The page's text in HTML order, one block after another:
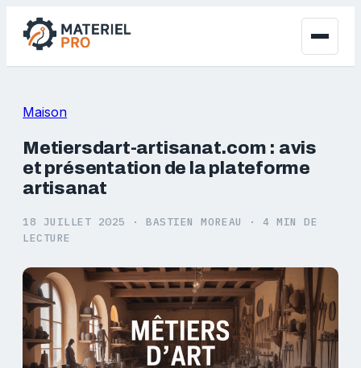
Maison
Metiersdart-artisanat.com : avis
et présentation de la plateforme
artisanat
18 JUILLET 2025 · BASTIEN MOREAU ·
4 MIN DE
LECTURE